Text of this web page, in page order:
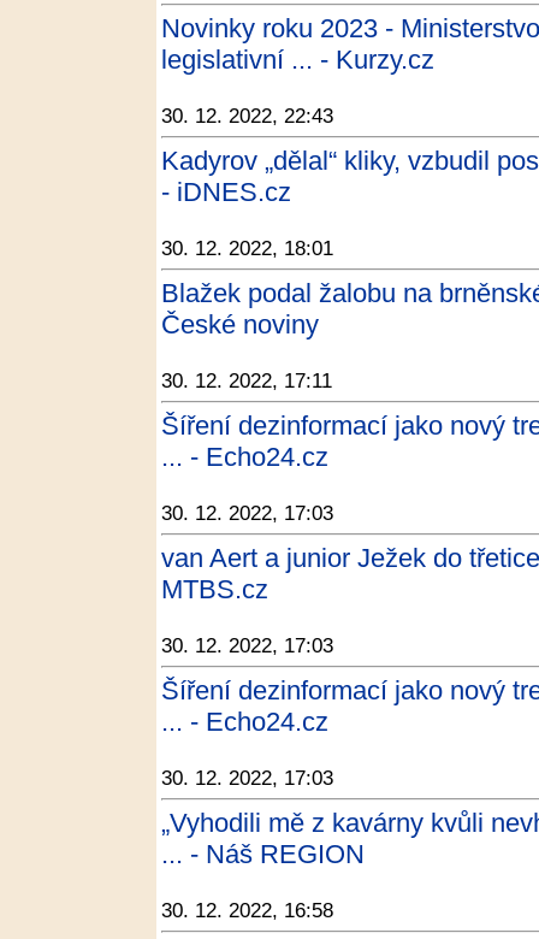
Novinky roku 2023 -
legislativní ... - Kurzy.cz
30. 12. 2022, 22:43
Kadyrov „dělal“ kliky, vzbudil
- iDNES.cz
30. 12. 2022, 18:01
Blažek podal žalobu na
České noviny
30. 12. 2022, 17:11
Šíření dezinformací jako nový
... - Echo24.cz
30. 12. 2022, 17:03
van Aert a junior Ježek do
MTBS.cz
30. 12. 2022, 17:03
Šíření dezinformací jako nový
... - Echo24.cz
30. 12. 2022, 17:03
„Vyhodili mě z kavárny kvůli
... - Náš REGION
30. 12. 2022, 16:58